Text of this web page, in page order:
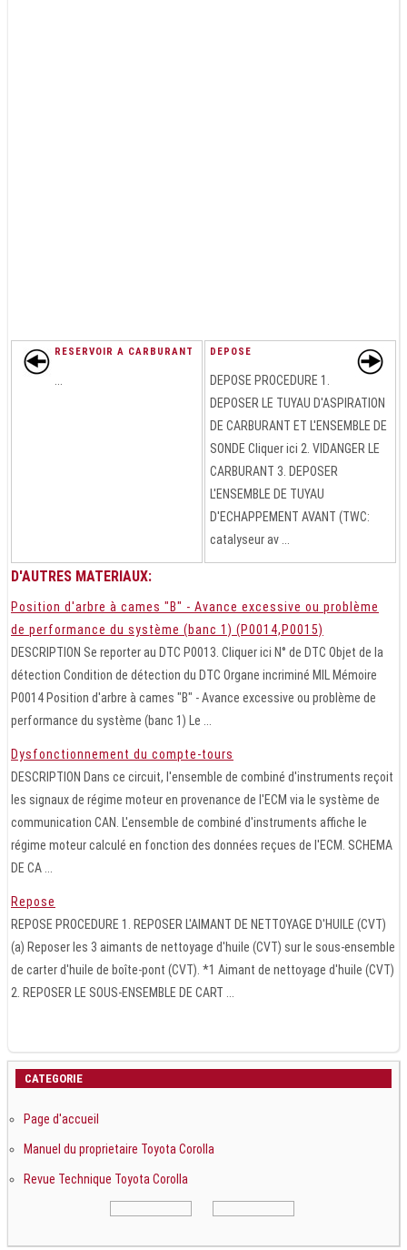
RESERVOIR A CARBURANT DEPOSE
DEPOSE PROCEDURE 1.
DEPOSER LE TUYAU D'ASPIRATION
DE CARBURANT ET L'ENSEMBLE DE
SONDE Cliquer ici 2. VIDANGER LE
CARBURANT 3. DEPOSER
L'ENSEMBLE DE TUYAU
D'ECHAPPEMENT AVANT (TWC:
catalyseur av ...
D'AUTRES MATERIAUX:
Position d'arbre à cames "B" - Avance excessive ou problème
de performance du système (banc 1) (P0014,P0015)
DESCRIPTION Se reporter au DTC P0013. Cliquer ici N° de DTC Objet de la
détection Condition de détection du DTC Organe incriminé MIL Mémoire
P0014 Position d'arbre à cames "B" - Avance excessive ou problème de
performance du système (banc 1) Le ...
Dysfonctionnement du compte-tours
DESCRIPTION Dans ce circuit, l'ensemble de combiné d'instruments reçoit
les signaux de régime moteur en provenance de l'ECM via le système de
communication CAN. L'ensemble de combiné d'instruments affiche le
régime moteur calculé en fonction des données reçues de l'ECM. SCHEMA
DE CA ...
Repose
REPOSE PROCEDURE 1. REPOSER L'AIMANT DE NETTOYAGE D'HUILE (CVT)
(a) Reposer les 3 aimants de nettoyage d'huile (CVT) sur le sous-ensemble
de carter d'huile de boîte-pont (CVT). *1 Aimant de nettoyage d'huile (CVT)
2. REPOSER LE SOUS-ENSEMBLE DE CART ...
CATEGORIE
Page d'accueil
Manuel du proprietaire Toyota Corolla
Revue Technique Toyota Corolla